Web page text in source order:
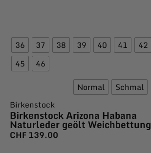
36 37 38 39 40 41 42
45
46
Normal
Schmal
Birkenstock
Birkenstock Arizona Habana
Naturleder geölt Weichbettung
CHF139.00